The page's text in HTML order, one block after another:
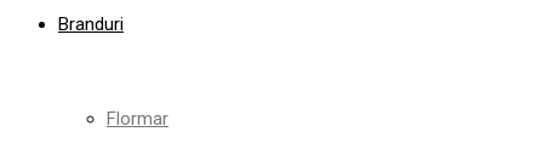
Branduri
Flormar